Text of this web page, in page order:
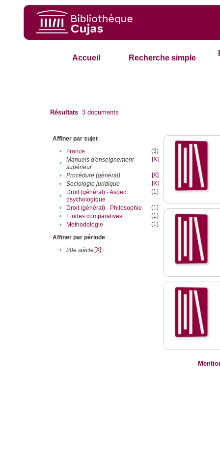
Accueil Recherche simple
Résultats 3 documents
Affiner par sujet
•
France
(3)
•
Manuels d'enseignement
supérieur
[X]
• Procédure (général)
[X]
•
Sociologie juridique
[X]
•
Droit (général) - Aspect
psychologique
(1)
• Droit (général) - Philosophie
(1)
•
Etudes comparatives
(1)
•
Méthodologie
(1)
Affiner par période
•
20e siècle[X]